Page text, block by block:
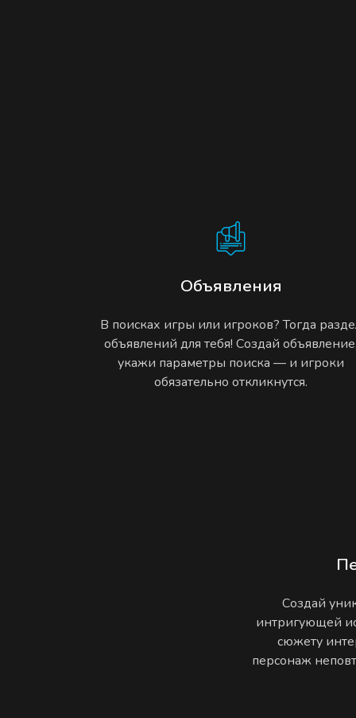
Объявления
В поисках игры или игроков? Тогда
объявлений для тебя! Создай
укажи параметры поиска — и игроки
обязательно откликнутся.
Создай
интригующей
сюжету
персонаж